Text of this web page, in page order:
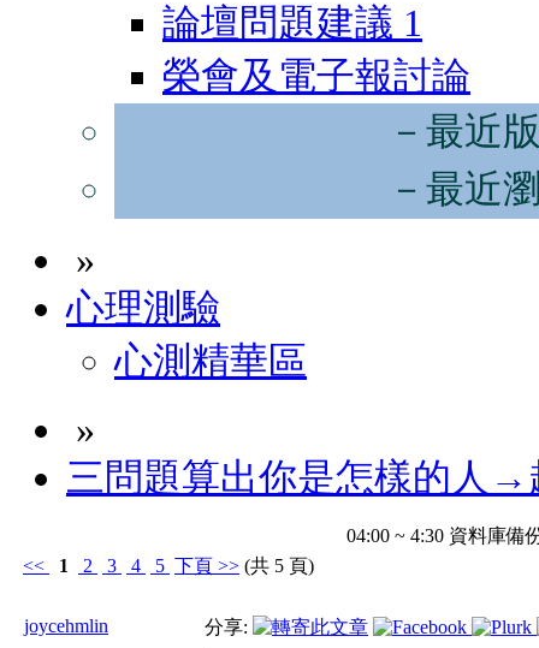
論壇問題建議 1
榮會及電子報討論
－最近
－最近
»
心理測驗
心測精華區
»
三問題算出你是怎樣的人→
04:00 ~ 4:30 資料庫
<<
1 2 3 4 5 下頁 >> (共 5 頁)
joycehmlin 分享: